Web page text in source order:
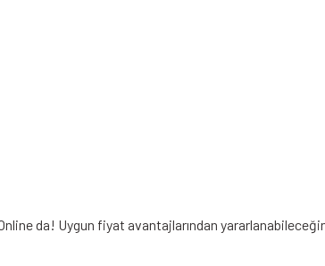
da! Uygun fiyat avantajlarından